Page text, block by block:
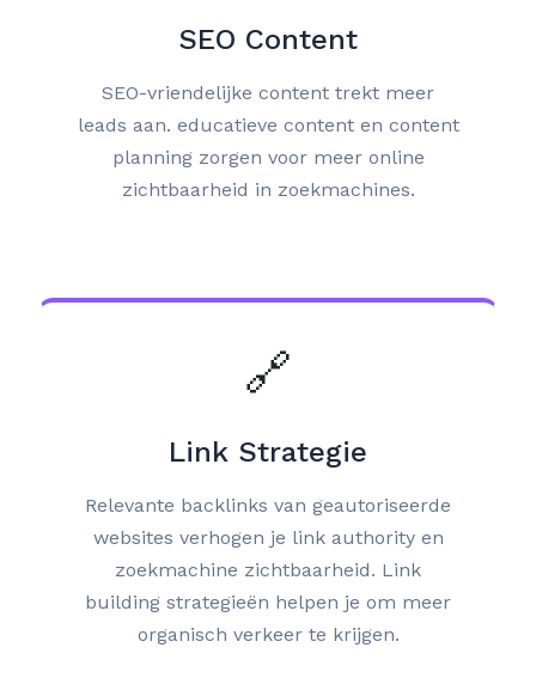
SEO Content
SEO-vriendelijke content trekt meer
leads aan. educatieve content en content
planning zorgen voor meer online
zichtbaarheid in zoekmachines.
🔗
Link Strategie
Relevante backlinks van geautoriseerde
websites verhogen je link authority en
zoekmachine zichtbaarheid. Link
building strategieën helpen je om meer
organisch verkeer te krijgen.